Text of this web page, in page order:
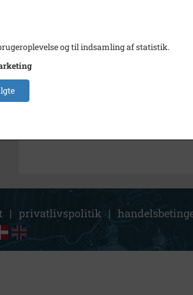
Fotograf
Ukendt
Størrelse
Industrimuseet
| privatlivspolitik |
og til indsamling af statistik.